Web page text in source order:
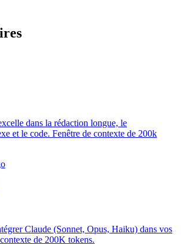
dans la rédaction longue, le
et le code. Fenêtre de contexte de 200k
Claude (Sonnet, Opus, Haiku) dans vos
de 200K tokens.